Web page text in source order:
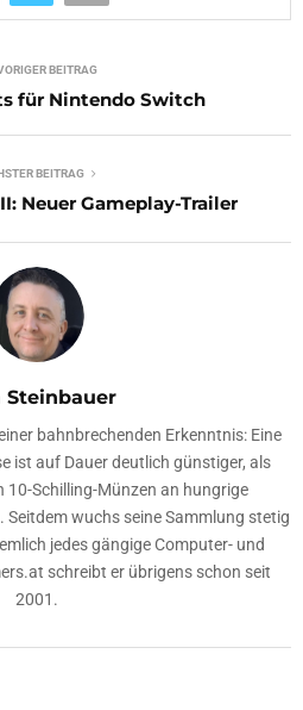
BEITRAG
für Nintendo Switch
BEITRAG
Neuer Gameplay-Trailer
Steinbauer
bahnbrechenden Erkenntnis: Eine
ist auf Dauer deutlich günstiger, als
10-Schilling-Münzen an hungrige
wuchs seine Sammlung stetig
jedes gängige Computer- und
schreibt er übrigens schon seit
2001.